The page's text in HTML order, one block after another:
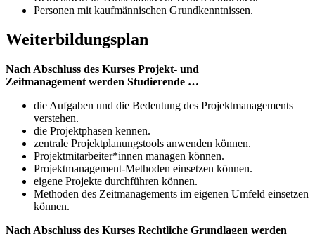
Personen mit kaufmännischen Grundkenntnissen.
Weiterbildungsplan
Nach Abschluss des Kurses Projekt- und
Zeitmanagement werden Studierende …
die Aufgaben und die Bedeutung des Projektmanagements
verstehen.
die Projektphasen kennen.
zentrale Projektplanungstools anwenden können.
Projektmitarbeiter*innen managen können.
Projektmanagement-Methoden einsetzen können.
eigene Projekte durchführen können.
Methoden des Zeitmanagements im eigenen Umfeld einsetzen
können.
Nach Abschluss des Kurses Rechtliche Grundlagen werden